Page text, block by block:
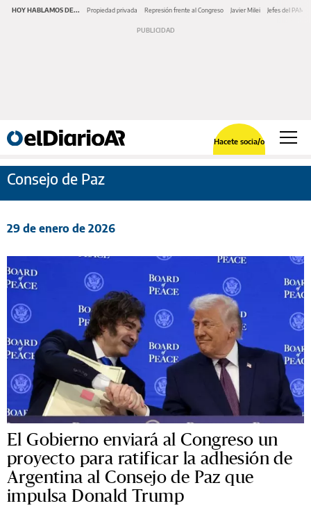
HOY HABLAMOS DE... Propiedad privada Represión frente al Congreso Javier Milei Jefes del PAMI
Hacete socia/o
Consejo de Paz
29 de enero de 2026
El Gobierno enviará al Congreso un
proyecto para ratificar la adhesión de
Argentina al Consejo de Paz que
impulsa Donald Trump